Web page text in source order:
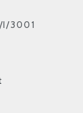
I/3001